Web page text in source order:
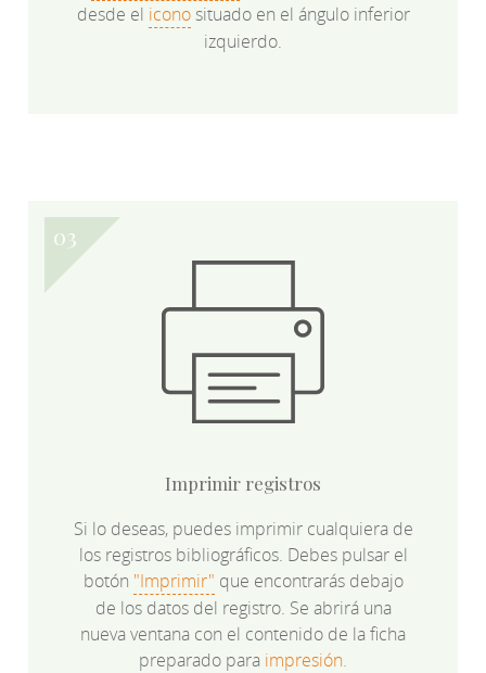
desde el iconosituado en el ángulo inferior
izquierdo.
Imprimir registros
Si lo deseas, puedes imprimir cualquiera de
los registros bibliográficos. Debes pulsar el
botón "Imprimir" que encontrarás debajo
de los datos del registro. Se abrirá una
nueva ventana con el contenido de la ficha
preparado para impresión.